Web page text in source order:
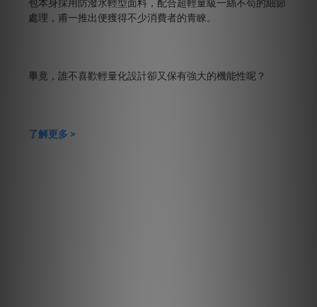
包本身採用防潑水輕型面料，配合超輕量級一絲不苟的細節
處理，甫一推出便獲得不少消費者的青睞。
畢竟，誰不喜歡輕量化設計卻又保有強大的機能性呢？
了解更多 >